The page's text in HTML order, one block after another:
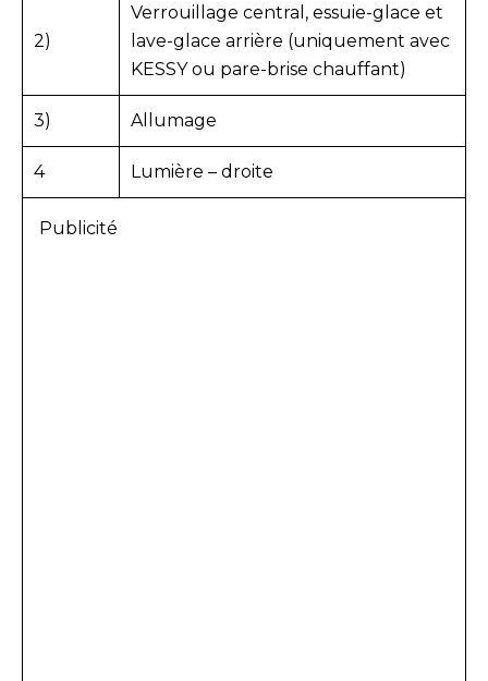
2)
Verrouillage central, essuie-glace et
lave-glace arrière (uniquement avec
KESSY ou pare-brise chauffant)
3) Allumage
4 Lumière – droite
Publicité